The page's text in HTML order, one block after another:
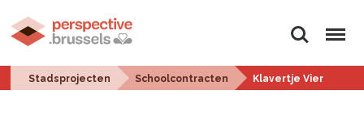
Zoeken Menu
Stadsprojecten Schoolcontracten Klavertje Vier